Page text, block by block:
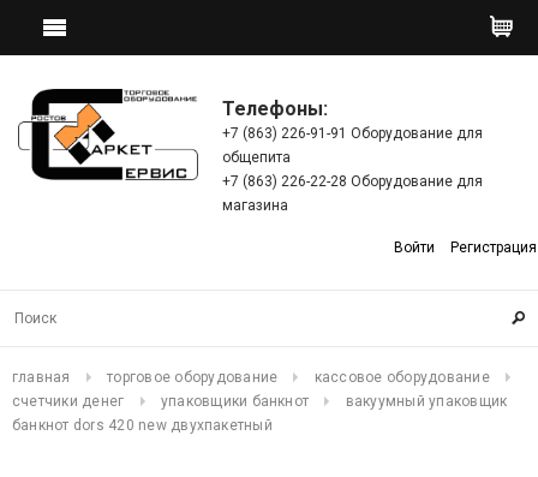
Телефоны:
+7 (863) 226-91-91 Оборудование для
общепита
+7 (863) 226-22-28 Оборудование для
магазина
Войти Регистрация
главная торговое оборудование
кассовое оборудование
счетчики денег
упаковщики банкнот
вакуумный упаковщик
банкнот dors 420 new двухпакетный